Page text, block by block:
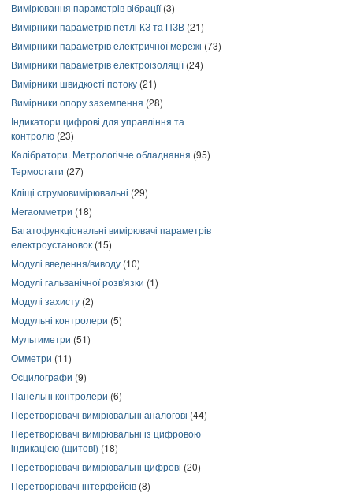
Вимірювання параметрів вібрації(3)
Вимірники параметрів петлі КЗ та ПЗВ (21)
Вимірники параметрів електричної мережі (73)
Вимірники параметрів електроізоляції(24)
Вимірники швидкості потоку (21)
Вимірники опору заземлення (28)
Індикатори цифрові для управління та
контролю (23)
Калібратори. Метрологічне обладнання (95)
Термостати (27)
Кліщі струмовимірювальні (29)
Мегаомметри (18)
Багатофункціональні вимірювачі параметрів
електроустановок (15)
Модулі введення/виводу (10)
Модулі гальванічної розв'язки (1)
Модулі захисту (2)
Модульні контролери (5)
Мультиметри (51)
Омметри (11)
Осцилографи (9)
Панельні контролери (6)
Перетворювачі вимірювальні аналогові (44)
Перетворювачі вимірювальні із цифровою
індикацією (щитові) (18)
Перетворювачі вимірювальні цифрові (20)
Перетворювачі інтерфейсів (8)